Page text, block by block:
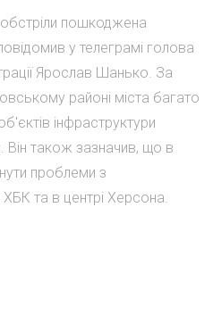
обстріли пошкоджена
у телеграмі голова
Ярослав Шанько. За
районі міста багато
інфраструктури
Він також зазначив, що в
проблеми з
та в центрі Херсона.